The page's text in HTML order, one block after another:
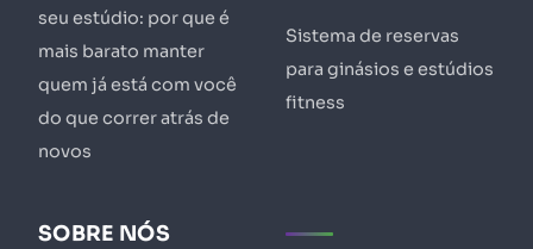
seu estúdio: por que é
mais barato manter
quem já está com você
do que correr atrás de
novos
Sistema de reservas
para ginásios e estúdios
fitness
SOBRE NÓS